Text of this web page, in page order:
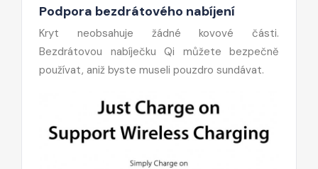
Podpora bezdrátového nabíjení
Kryt neobsahuje žádné kovové části.
Bezdrátovou nabíječku Qi můžete bezpečně
používat, aniž byste museli pouzdro sundávat.